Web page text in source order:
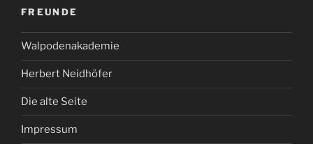
FREUNDE
Walpodenakademie
Herbert Neidhöfer
Die alte Seite
Impressum